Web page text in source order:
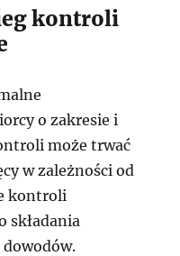
kontroli
o zakresie i
może trwać
w zależności od
kontroli
składania